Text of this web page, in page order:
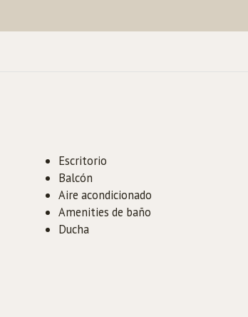
Escritorio
Balcón
Aire acondicionado
Amenities de baño
Ducha